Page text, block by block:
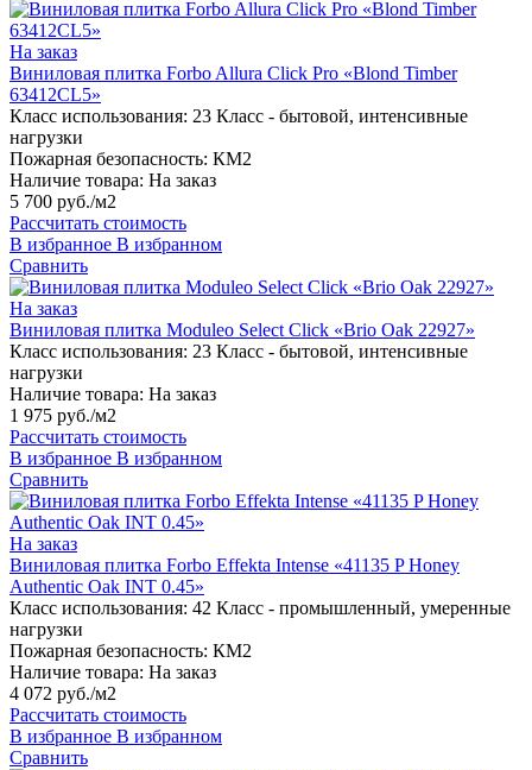
На заказ
Виниловая плитка Forbo Allura Click Pro «Blond Timber
63412CL5»
Класс использования: 23 Класс - бытовой, интенсивные
нагрузки
Пожарная безопасность: КМ2
Наличие товара: На заказ
5 700 руб./м2
Рассчитать стоимость
В избранное В избранном
Сравнить
На заказ
Виниловая плитка Moduleo Select Click «Brio Oak 22927»
Класс использования: 23 Класс - бытовой, интенсивные
нагрузки
Наличие товара: На заказ
1 975 руб./м2
Рассчитать стоимость
В избранное В избранном
Сравнить
На заказ
Виниловая плитка Forbo Effekta Intense «41135 P Honey
Authentic Oak INT 0.45»
Класс использования: 42 Класс - промышленный, умеренные
нагрузки
Пожарная безопасность: КМ2
Наличие товара: На заказ
4 072 руб./м2
Рассчитать стоимость
В избранное В избранном
Сравнить